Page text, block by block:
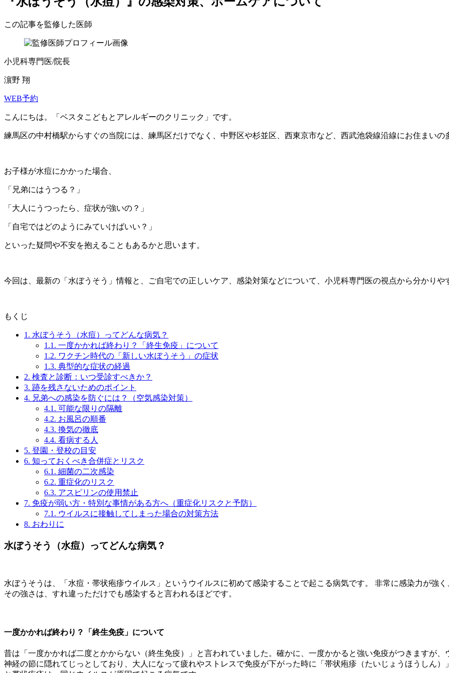
この記事を監修した医師
小児科専門医/院長
濵野 翔
WEB予約
こんにちは。「ベスタこどもとアレルギーのクリニック」です。
練馬区の中村橋駅からすぐの当院には、練馬区だけでなく、中野区や杉並区、西東京市など、西武池袋線沿線にお住まいの
お子様が水痘にかかった場合、
「兄弟にはうつる？」
「大人にうつったら、症状が強いの？」
「自宅ではどのようにみていけばいい？」
といった疑問や不安を抱えることもあるかと思います。
今回は、最新の「水ぼうそう」情報と、ご自宅での正しいケア、感染対策などについて、小児科専門医の視点から分かりや
もくじ
1. 水ぼうそう（水痘）ってどんな病気？
1.1. 一度かかれば終わり？「終生免疫」について
1.2. ワクチン時代の「新しい水ぼうそう」の症状
1.3. 典型的な症状の経過
2. 検査と診断：いつ受診すべきか？
3. 跡を残さないためのポイント
4. 兄弟への感染を防ぐには？（空気感染対策）
4.1. 可能な限りの隔離
4.2. お風呂の順番
4.3. 換気の徹底
4.4. 看病する人
5. 登園・登校の目安
6. 知っておくべき合併症とリスク
6.1. 細菌の二次感染
6.2. 重症化のリスク
6.3. アスピリンの使用禁止
7. 免疫が弱い方・特別な事情がある方へ（重症化リスクと予防）
7.1. ウイルスに接触してしまった場合の対策方法
8. おわりに
水ぼうそう（水痘）ってどんな病気？
水ぼうそうは、「水痘・帯状疱疹ウイルス」というウイルスに初めて感染することで起こる病気です。 非常に感染力が強
その強さは、すれ違っただけでも感染すると言われるほどです。
一度かかれば終わり？「終生免疫」について
昔は「一度かかれば二度とかからない（終生免疫）」と言われていました。確かに、一度かかると強い免疫がつきますが、
神経の節に隠れてじっとしており、大人になって疲れやストレスで免疫が下がった時に「帯状疱疹（たいじょうほうしん